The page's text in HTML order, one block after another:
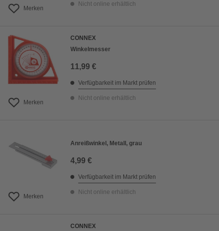
Merken
Nicht online erhältlich
Merken
CONNEX
Winkelmesser
11,99 €
Verfügbarkeit im Markt prüfen
Nicht online erhältlich
Merken
Anreißwinkel, Metall, grau
4,99 €
Verfügbarkeit im Markt prüfen
Nicht online erhältlich
CONNEX